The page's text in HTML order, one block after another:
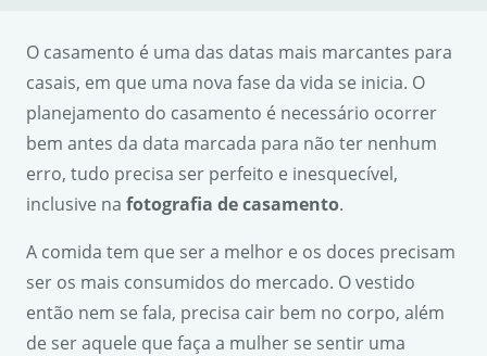
O casamento é uma das datas mais marcantes para
casais, em que uma nova fase da vida se inicia. O
planejamento do casamento é necessário ocorrer
bem antes da data marcada para não ter nenhum
erro, tudo precisa ser perfeito e inesquecível,
inclusive na fotografia de casamento.
A comida tem que ser a melhor e os doces precisam
ser os mais consumidos do mercado. O vestido
então nem se fala, precisa cair bem no corpo, além
de ser aquele que faça a mulher se sentir uma